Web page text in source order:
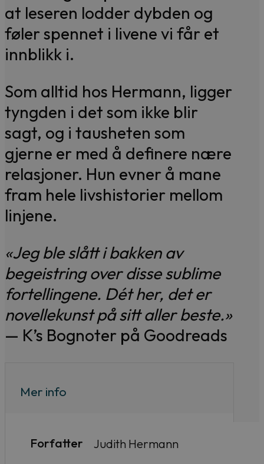
at leseren lodder dybden og
føler spennet i livene vi får et
innblikk i.
Som alltid hos Hermann, ligger
tyngden i det som ikke blir
sagt, og i tausheten som
gjerne er med å definere nære
relasjoner. Hun evner å mane
fram hele livshistorier mellom
linjene.
«Jeg ble slått i bakken av
begeistring over disse sublime
fortellingene. Dét her, det er
novellekunst på sitt aller beste.»
— K’s Bognoter på Goodreads
Mer info
Forfatter Judith Hermann